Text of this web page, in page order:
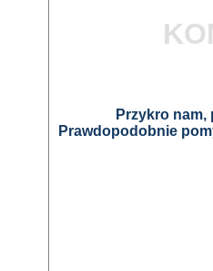
Przykro
Prawdopodobnie